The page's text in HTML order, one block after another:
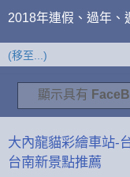
2018年連假、過年、
顯示具有
大內龍貓彩繪車站-
台南新景點推薦